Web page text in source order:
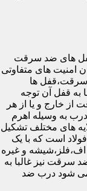
های ضد سرقت
امنیت های متفاوتی
سرقت،قفل ها
به قفل آن توجه
از خارج و یا از هر
به وسیله اهرم
های مختلف تشکیل
است که با یک
و غیره
نیز غالبا به
می شود درب ضد